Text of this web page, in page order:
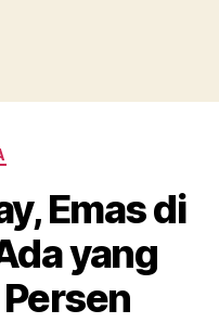
Emas di
yang